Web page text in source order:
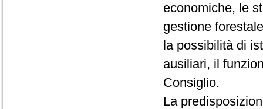
economiche, le
gestione
la possibilità di
ausiliari, il
Consiglio.
La